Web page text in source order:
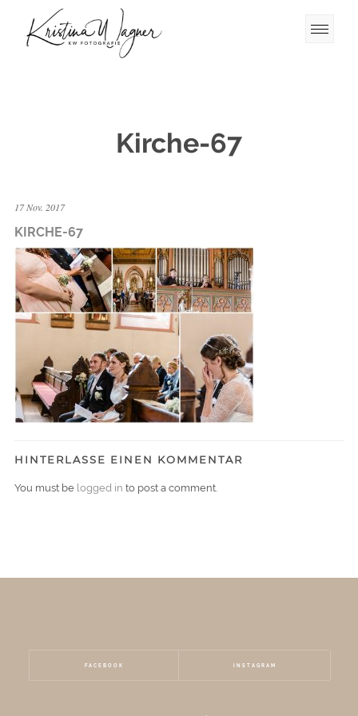
Kirche-67
17 Nov. 2017
KIRCHE-67
HINTERLASSE EINEN KOMMENTAR
You must be logged in to post a comment.
FACEBOOK INSTAGRAM